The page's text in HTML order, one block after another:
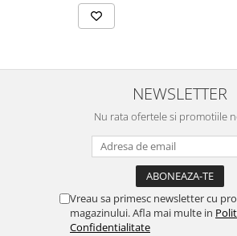
NEWSLETTER
Nu rata ofertele si promotiile
Vreau sa primesc newsletter cu
magazinului. Afla mai multe in
Confidentialitate